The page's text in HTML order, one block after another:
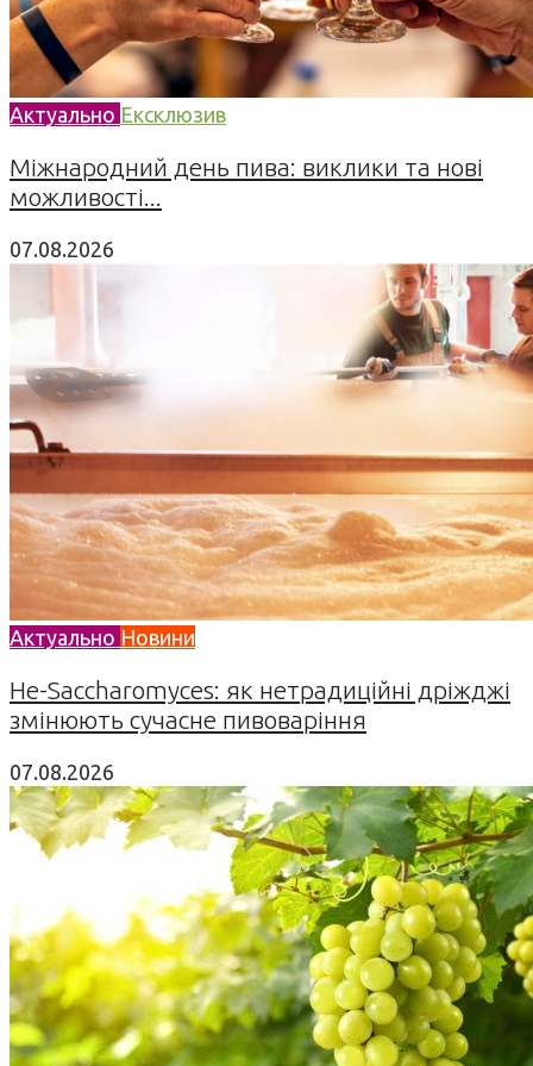
Актуально Ексклюзив
Міжнародний день пива: виклики та нові
можливості...
07.08.2026
Актуально Новини
Не-Saccharomyces: як нетрадиційні дріжджі
змінюють сучасне пивоваріння
07.08.2026